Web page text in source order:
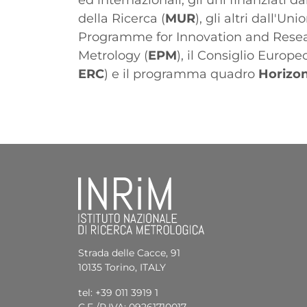
della Ricerca (MUR), gli altri
Programme for Innovation and
Metrology (EPM), il Consiglio
ERC) e il programma quadro
Strada delle Cacce, 91
10135 Torino, ITALY
tel: +39 011 3919 1